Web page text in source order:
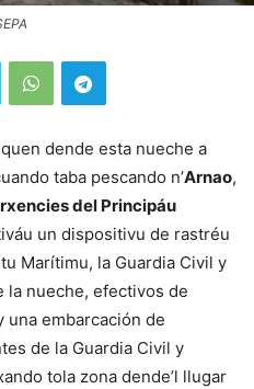
dende esta nueche a
taba pescando n’Arnao,
del Principáu
un dispositivu de rastréu
Marítimu, la Guardia Civil y
la nueche, efectivos de
una embarcación de
de la Guardia Civil y
tola zona dende’l llugar